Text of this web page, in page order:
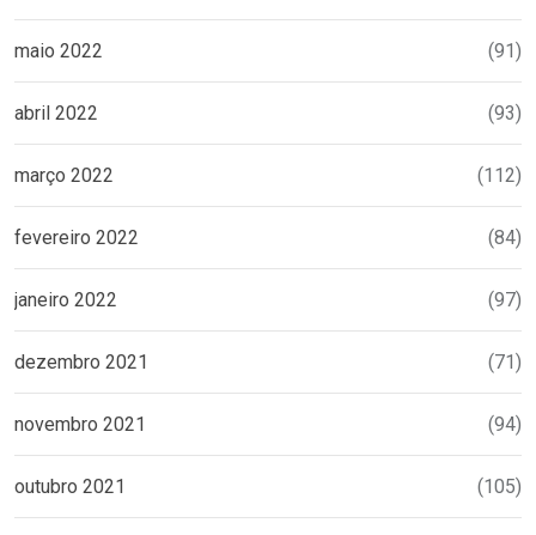
maio 2022 (91)
abril 2022 (93)
março 2022 (112)
fevereiro 2022 (84)
janeiro 2022 (97)
dezembro 2021 (71)
novembro 2021 (94)
outubro 2021 (105)